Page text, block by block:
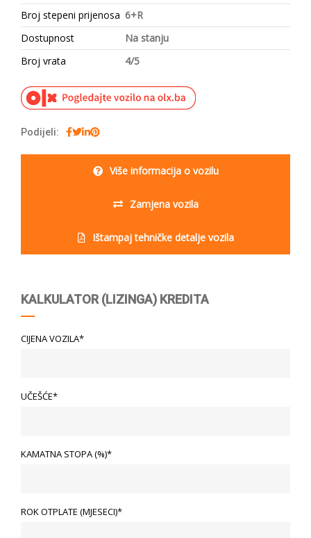
Broj stepeni prijenosa 6+R
Dostupnost
Na stanju
Broj vrata
4/5
Podijeli:
Više informacija o vozilu
Zamjena vozila
Ištampaj tehničke detalje vozila
KALKULATOR (LIZINGA) KREDITA
CIJENA VOZILA*
UČEŠĆE*
KAMATNA STOPA (%)*
ROK OTPLATE (MJESECI)*